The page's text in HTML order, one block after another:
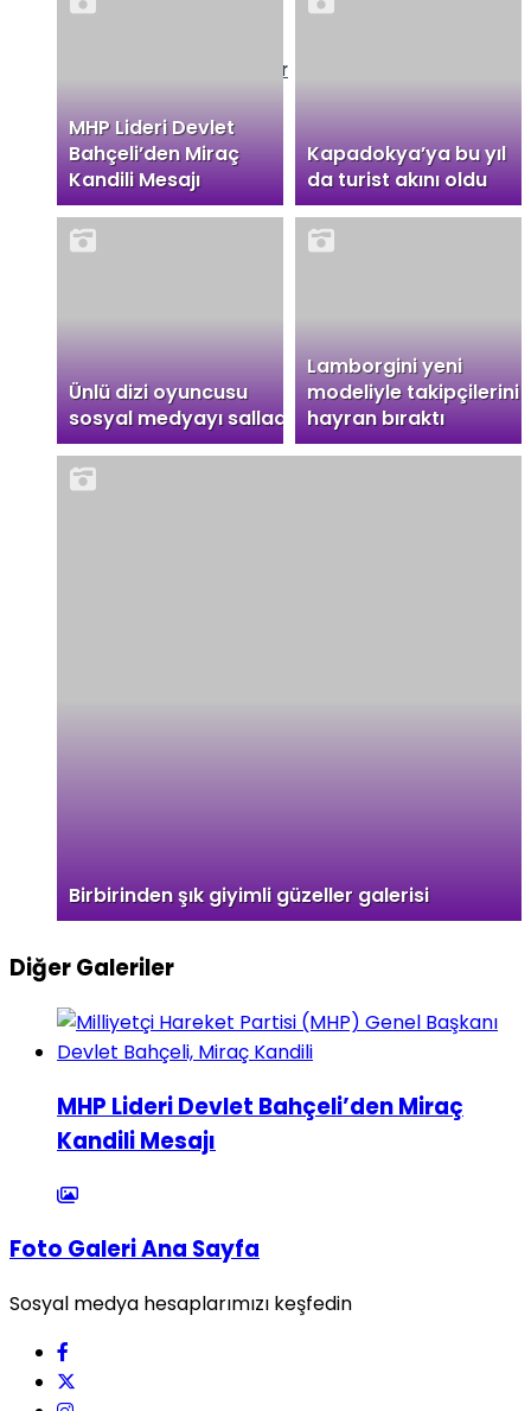
Nöbetçi Eczaneler
MHP Lideri Devlet
Bahçeli’den Miraç
Kandili Mesajı
Kapadokya’ya bu yıl
da turist akını oldu
Ünlü dizi oyuncusu
sosyal medyayı salladı
Lamborgini yeni
modeliyle takipçilerini
hayran bıraktı
Birbirinden şık giyimli güzeller galerisi
Diğer Galeriler
MHP Lideri Devlet Bahçeli’den Miraç
Kandili Mesajı
Foto Galeri Ana Sayfa
Sosyal medya hesaplarımızı keşfedin